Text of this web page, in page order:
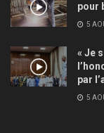
pour
5
« Je
par
5